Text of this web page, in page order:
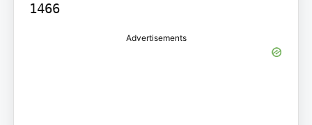
1466
Advertisements